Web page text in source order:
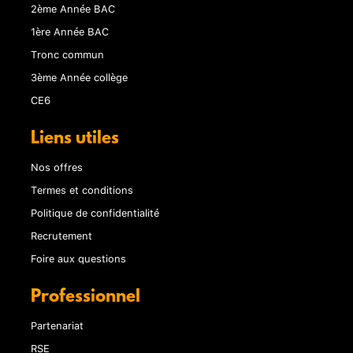
2ème Année BAC
1ère Année BAC
Tronc commun
3ème Année collège
CE6
Liens utiles
Nos offres
Termes et conditions
Politique de confidentialité
Recrutement
Foire aux questions
Professionnel
Partenariat
RSE